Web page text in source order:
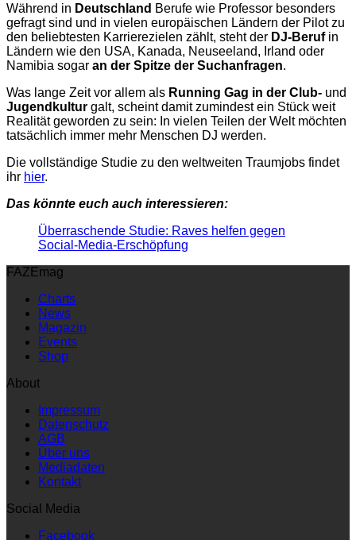
Während in Deutschland Berufe wie Professor besonders
gefragt sind und in vielen europäischen Ländern der Pilot zu
den beliebtesten Karrierezielen zählt, steht der DJ-Berufin
Ländern wie den USA, Kanada, Neuseeland, Irland oder
Namibia sogar an der Spitze der Suchanfragen.
Was lange Zeit vor allem als Running Gag in der Club- und
Jugendkultur galt, scheint damit zumindest ein Stück weit
Realität geworden zu sein: In vielen Teilen der Welt möchten
tatsächlich immer mehr Menschen DJ werden.
Die vollständige Studie zu den weltweiten Traumjobs findet
ihr hier.
Das könnte euch auch interessieren:
Überraschende Studie: Raves helfen gegen
Social-Media-Erschöpfung
FAZEmag
Charts
News
Magazin
Events
Shop
About
Impressum
Datenschutz
AGB
Über uns
Mediadaten
Kontakt
Social Media
Facebook